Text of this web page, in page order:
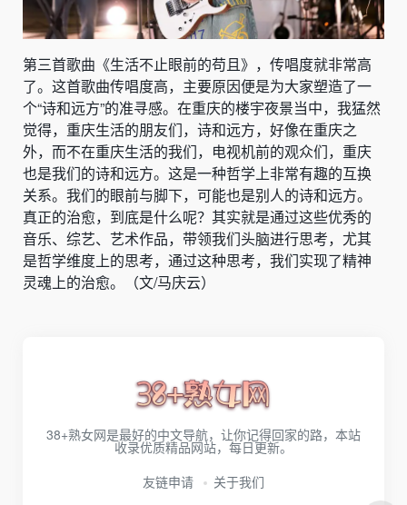
第三首歌曲《生活不止眼前的苟且》，传唱度就非常高
了。这首歌曲传唱度高，主要原因便是为大家塑造了一
个“诗和远方”的准寻感。在重庆的楼宇夜景当中，我猛然
觉得，重庆生活的朋友们，诗和远方，好像在重庆之
外，而不在重庆生活的我们，电视机前的观众们，重庆
也是我们的诗和远方。这是一种哲学上非常有趣的互换
关系。我们的眼前与脚下，可能也是别人的诗和远方。
真正的治愈，到底是什么呢？其实就是通过这些优秀的
音乐、综艺、艺术作品，带领我们头脑进行思考，尤其
是哲学维度上的思考，通过这种思考，我们实现了精神
灵魂上的治愈。（文/马庆云）
38+熟女网是最好的中文导航，让你记得回家的路，本站
收录优质精品网站，每日更新。
友链申请
关于我们